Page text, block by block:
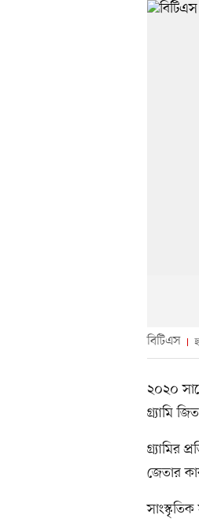
বিটিএস
২০২০
গ্র্যামি
গ্র্যামির
জেতার